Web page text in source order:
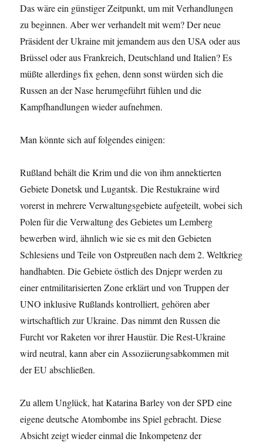
Das wäre ein günstiger Zeitpunkt, um mit Verhandlungen
zu beginnen. Aber wer verhandelt mit wem? Der neue
Präsident der Ukraine mit jemandem aus den USA oder aus
Brüssel oder aus Frankreich, Deutschland und Italien? Es
müßte allerdings fix gehen, denn sonst würden sich die
Russen an der Nase herumgeführt fühlen und die
Kampfhandlungen wieder aufnehmen.
Man könnte sich auf folgendes einigen:
Rußland behält die Krim und die von ihm annektierten
Gebiete Donetsk und Lugantsk. Die Restukraine wird
vorerst in mehrere Verwaltungsgebiete aufgeteilt, wobei sich
Polen für die Verwaltung des Gebietes um Lemberg
bewerben wird, ähnlich wie sie es mit den Gebieten
Schlesiens und Teile von Ostpreußen nach dem 2. Weltkrieg
handhabten. Die Gebiete östlich des Dnjepr werden zu
einer entmilitarisierten Zone erklärt und von Truppen der
UNO inklusive Rußlands kontrolliert, gehören aber
wirtschaftlich zur Ukraine. Das nimmt den Russen die
Furcht vor Raketen vor ihrer Haustür. Die Rest-Ukraine
wird neutral, kann aber ein Assoziierungsabkommen mit
der EU abschließen.
Zu allem Unglück, hat Katarina Barley von der SPD eine
eigene deutsche Atombombe ins Spiel gebracht. Diese
Absicht zeigt wieder einmal die Inkompetenz der